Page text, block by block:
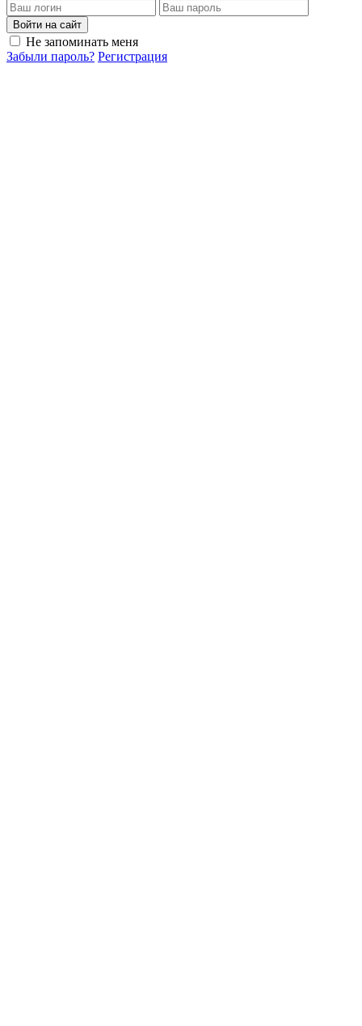
Войти на сайт
Не запоминать меня
Забыли пароль? Регистрация